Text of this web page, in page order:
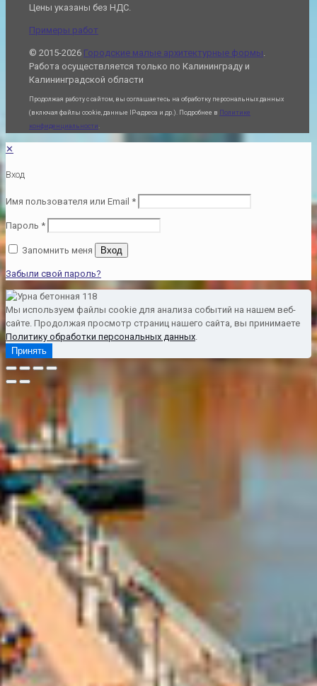
Цены указаны без НДС.
Примеры работ
© 2015-2026 Городские малые архитектурные формы.
Работа осуществляется только по Калининграду и
Калининградской области
Продолжая работу с сайтом, вы соглашаетесь на обработку персональных данных
(включая файлы cookie, данные IP-адреса и др.). Подробнее в Политике
конфиденциальности .
✕
Вход
Имя пользователя или Email *
Пароль *
Запомнить меня Вход
Забыли свой пароль?
Мы используем файлы cookie для анализа событий на нашем веб-
сайте. Продолжая просмотр страниц нашего сайта, вы принимаете
Политику обработки персональных данных
Принять